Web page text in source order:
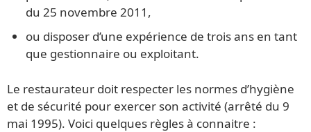
du 25 novembre 2011,
ou disposer d’une expérience de trois ans en tant
que gestionnaire ou exploitant.
Le restaurateur doit respecter les normes d’hygiène
et de sécurité pour exercer son activité (arrêté du 9
mai 1995). Voici quelques règles à connaitre :